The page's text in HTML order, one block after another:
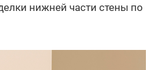
нижней части стены по